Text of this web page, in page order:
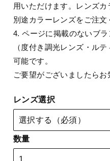
用いただけます。レンズカ
別途カラーレンズをご注文
4. ページに掲載のないブ
（度付き調光レンズ・ル
可能です。
ご要望がございましたらお
レンズ選択
数量